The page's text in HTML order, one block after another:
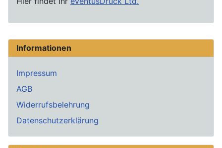
Informationen
Impressum
AGB
Widerrufsbelehrung
Datenschutzerklärung